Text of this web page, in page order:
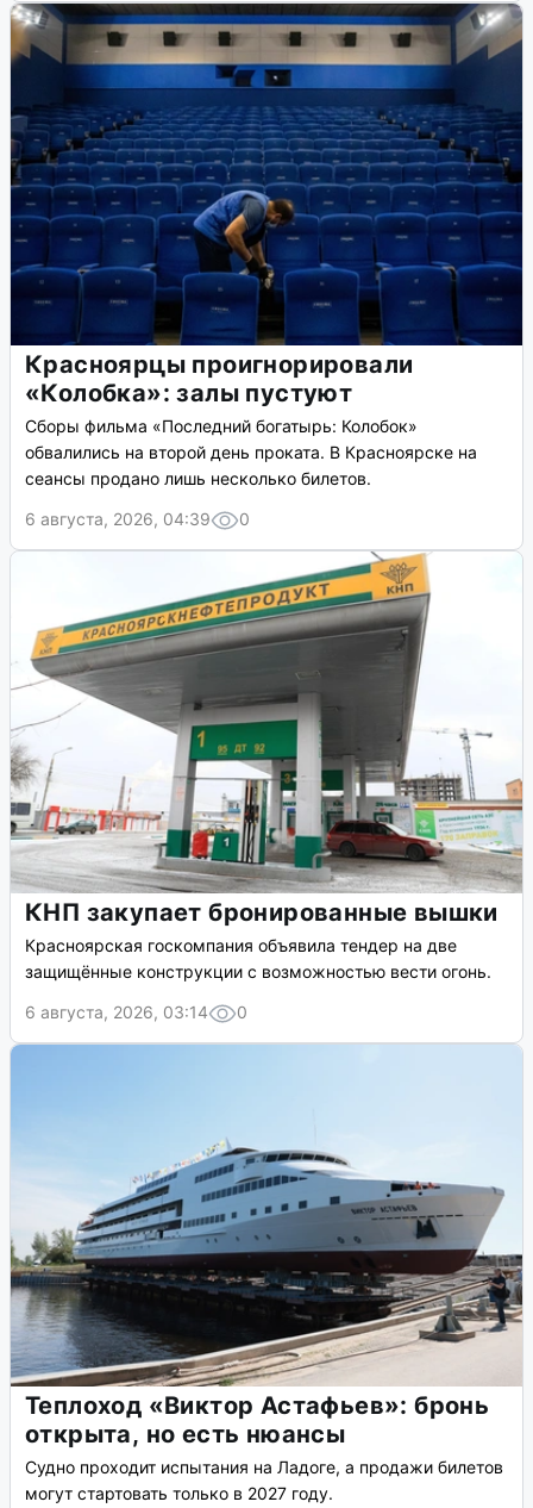
Красноярцы проигнорировали
«Колобка»: залы пустуют
Сборы фильма «Последний богатырь: Колобок»
обвалились на второй день проката. В Красноярске на
сеансы продано лишь несколько билетов.
6 августа, 2026, 04:39
0
КНП закупает бронированные вышки
Красноярская госкомпания объявила тендер на две
защищённые конструкции с возможностью вести огонь.
6 августа, 2026, 03:14
0
Теплоход «Виктор Астафьев»: бронь
открыта, но есть нюансы
Судно проходит испытания на Ладоге, а продажи билетов
могут стартовать только в 2027 году.